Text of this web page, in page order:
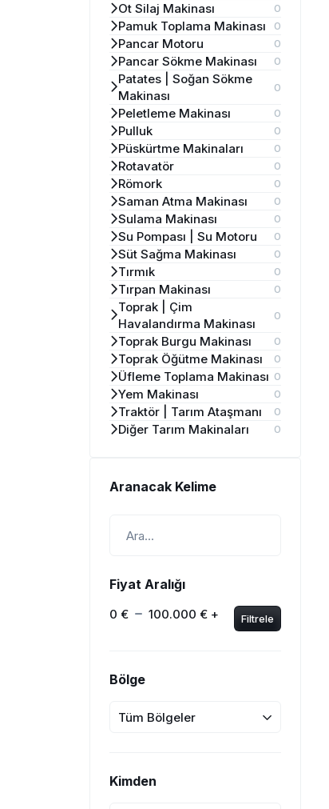
Ot Silaj Makinası 0
Pamuk Toplama Makinası 0
Pancar Motoru 0
Pancar Sökme Makinası 0
Patates | Soğan Sökme
Makinası
0
Peletleme Makinası 0
Pulluk 0
Püskürtme Makinaları 0
Rotavatör 0
Römork 0
Saman Atma Makinası 0
Sulama Makinası 0
Su Pompası | Su Motoru 0
Süt Sağma Makinası 0
Tırmık 0
Tırpan Makinası 0
Toprak | Çim
Havalandırma Makinası
0
Toprak Burgu Makinası 0
Toprak Öğütme Makinası 0
Üfleme Toplama Makinası 0
Yem Makinası 0
Traktör | Tarım Ataşmanı 0
Diğer Tarım Makinaları 0
Aranacak Kelime
Fiyat Aralığı
0 € 100.000 € + Filtrele
Bölge
Tüm Bölgeler
Kimden